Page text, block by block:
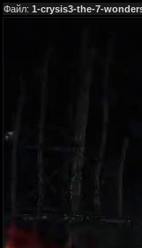
Файл: 1-crysis3-the-7-